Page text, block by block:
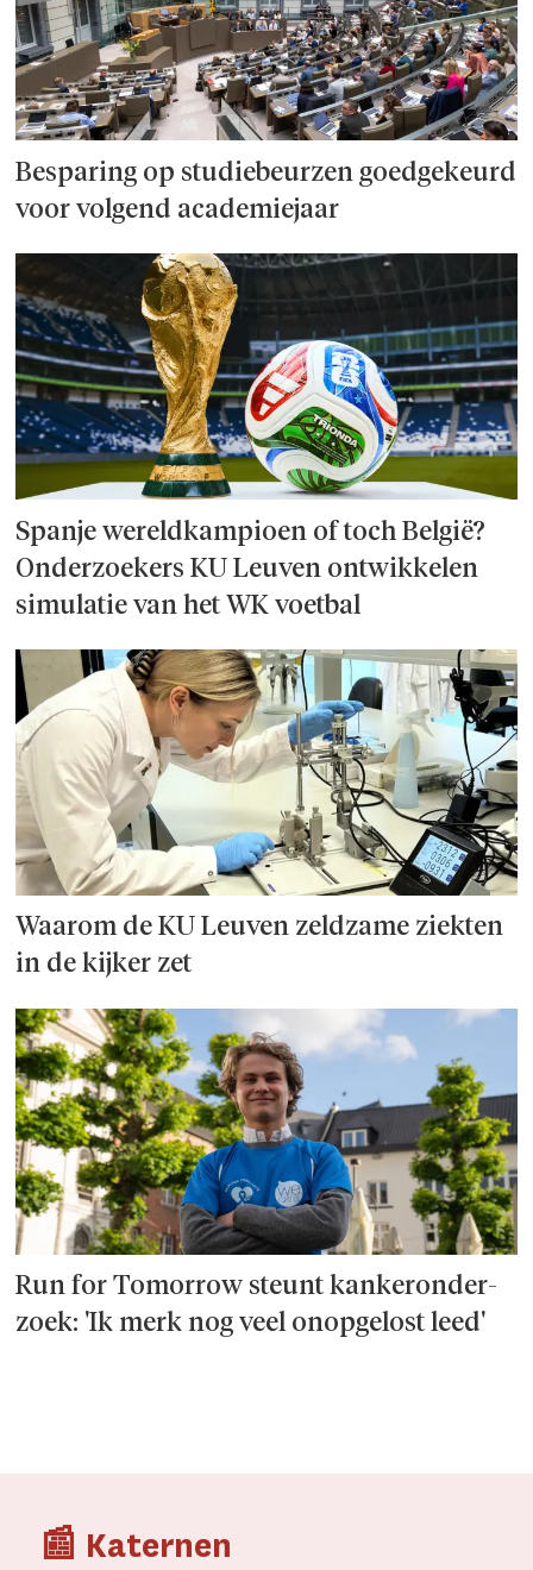
Besparing op studie­beurzen goed­ge­keurd
voor volgend academiejaar
Spanje wereld­kampioen of toch België?
Onderzoek­ers KU Leuven ontwikkelen
simulatie van het WK voetbal
Waarom de KU Leuven zeldzame ziekten
in de kijker zet
Run for Tomorrow steunt kanker­onder­
zoek: 'Ik merk nog veel onopgelost leed'
📰 Katernen